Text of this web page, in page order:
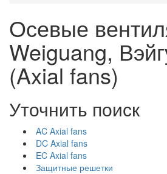
Осевые
Weiguang,
(Axial fans)
Уточнить поиск
AC Axial fans
DC Axial fans
EC Axial fans
Защитные решетки